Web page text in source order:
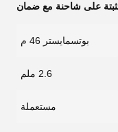
على شاحنة مع ضمان
بوتسمايستر 46 م
2.6 ملم
مستعملة